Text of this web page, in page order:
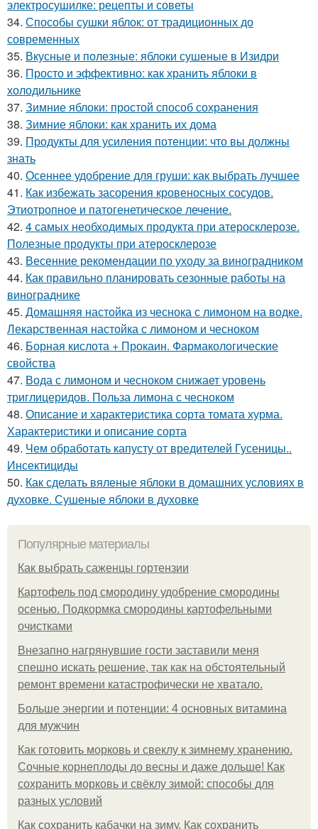
электросушилке: рецепты и советы
34. Способы сушки яблок: от традиционных до
современных
35. Вкусные и полезные: яблоки сушеные в Изидри
36. Просто и эффективно: как хранить яблоки в
холодильнике
37. Зимние яблоки: простой способ сохранения
38. Зимние яблоки: как хранить их дома
39. Продукты для усиления потенции: что вы должны
знать
40. Осеннее удобрение для груши: как выбрать лучшее
41. Как избежать засорения кровеносных сосудов.
Этиотропное и патогенетическое лечение.
42. 4 самых необходимых продукта при атеросклерозе.
Полезные продукты при атеросклерозе
43. Весенние рекомендации по уходу за виноградником
44. Как правильно планировать сезонные работы на
винограднике
45. Домашняя настойка из чеснока с лимоном на водке.
Лекарственная настойка с лимоном и чесноком
46. Борная кислота + Прокаин. Фармакологические
свойства
47. Вода с лимоном и чесноком снижает уровень
триглицеридов. Польза лимона с чесноком
48. Описание и характеристика сорта томата хурма.
Характеристики и описание сорта
49. Чем обработать капусту от вредителей Гусеницы..
Инсектициды
50. Как сделать вяленые яблоки в домашних условиях в
духовке. Сушеные яблоки в духовке
Популярные материалы
Как выбрать саженцы гортензии
Картофель под смородину удобрение смородины
осенью. Подкормка смородины картофельными
очистками
Внезапно нагрянувшие гости заставили меня
спешно искать решение, так как на обстоятельный
ремонт времени катастрофически не хватало.
Больше энергии и потенции: 4 основных витамина
для мужчин
Как готовить морковь и свеклу к зимнему хранению.
Сочные корнеплоды до весны и даже дольше! Как
сохранить морковь и свёклу зимой: способы для
разных условий
Как сохранить кабачки на зиму. Как сохранить